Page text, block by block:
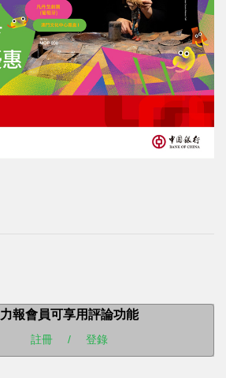
力報會員可享用評論功能
註冊 / 登錄